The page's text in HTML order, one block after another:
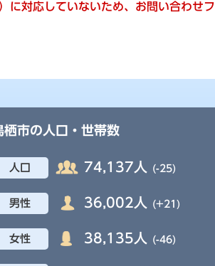
に対応していないため、お問い合わせフ
栖市の人口・世帯数
人口 74,137人 (-25)
男性 36,002人 (+21)
女性 38,135人 (-46)